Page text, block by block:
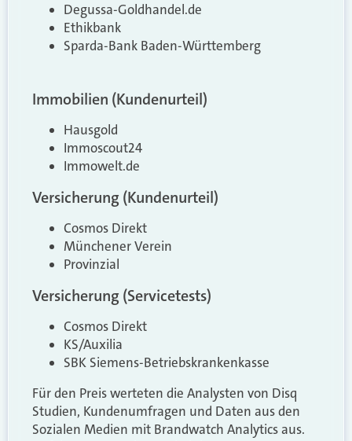
Degussa-Goldhandel.de
Ethikbank
Sparda-Bank Baden-Württemberg
Immobilien (Kundenurteil)
Hausgold
Immoscout24
Immowelt.de
Versicherung (Kundenurteil)
Cosmos Direkt
Münchener Verein
Provinzial
Versicherung (Servicetests)
Cosmos Direkt
KS/Auxilia
SBK Siemens-Betriebskrankenkasse
Für den Preis werteten die Analysten von Disq
Studien, Kundenumfragen und Daten aus den
Sozialen Medien mit Brandwatch Analytics aus.